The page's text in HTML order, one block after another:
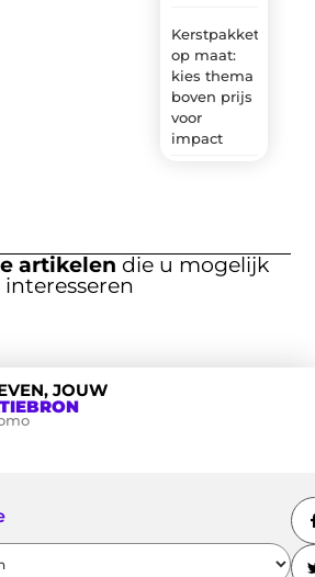
Kerstpakket
op maat:
kies thema
boven prijs
voor
impact
artikelen die u mogelijk
interesseren
JOUW